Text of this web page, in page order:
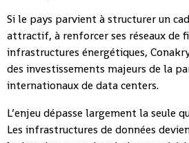
Si le pays parvient à structurer un
attractif, à renforcer ses réseaux de
infrastructures énergétiques,
des investissements majeurs de la
internationaux de data centers.
L’enjeu dépasse largement la seule
Les infrastructures de données